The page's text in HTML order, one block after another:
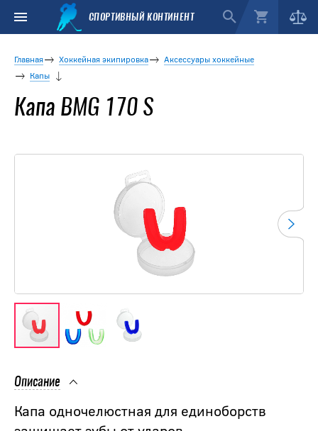
СПОРТИВНЫЙ КОНТИНЕНТ
Главная Хоккейная экипировка
Аксессуары хоккейные
Капы
Капа BMG 170 S
Описание
Капа одночелюстная для единоборств